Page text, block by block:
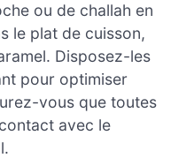
ou de challah en
le plat de cuisson,
Disposez-les
pour optimiser
vous que toutes
avec le